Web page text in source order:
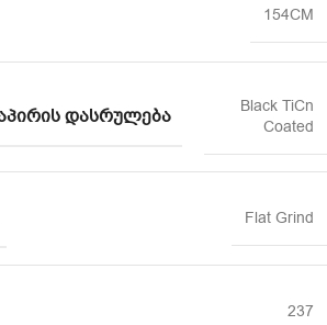
154CM
ᲓᲐᲡᲠᲣᲚᲔᲑᲐ
Black TiCn
Coated
Flat Grind
237